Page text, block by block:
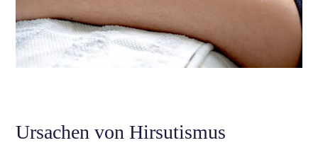
Ursachen von Hirsutismus